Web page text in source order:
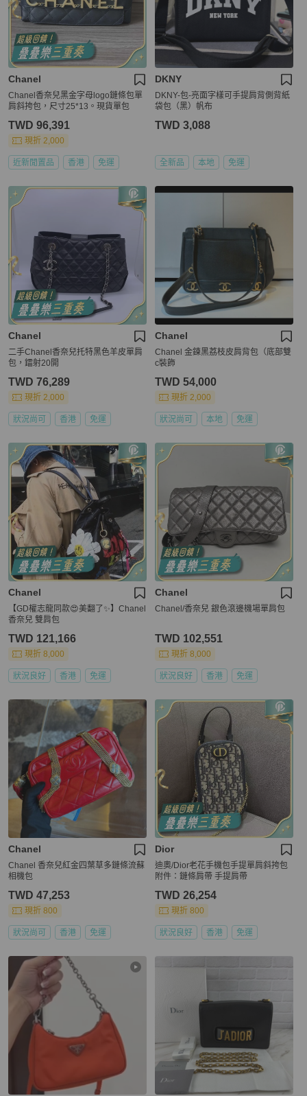
Chanel
Chanel香奈兒黑金字母logo鏈條包單
肩斜挎包，尺寸25*13。現貨單包
TWD 96,391
現折 2,000
近新閒置品 香港 免運
DKNY
DKNY-包-亮面字樣可手提肩背側背紙
袋包（黑）帆布
TWD 3,088
全新品 本地 免運
Chanel
二手Chanel香奈兒托特黑色羊皮單肩
包，鐳射20開
TWD 76,289
現折 2,000
狀況尚可 香港 免運
Chanel
Chanel 金鍊黑荔枝皮肩背包（底部雙
c裝飾
TWD 54,000
現折 2,000
狀況尚可 本地 免運
Chanel
【GD權志龍同款😍美翻了✨】Chanel
香奈兒 雙肩包
TWD 121,166
現折 8,000
狀況良好 香港 免運
Chanel
Chanel/香奈兒 銀色滾邊機場單肩包
TWD 102,551
現折 8,000
狀況良好 香港 免運
Chanel
Chanel 香奈兒紅金四葉草多鏈條流蘇
相機包
TWD 47,253
現折 800
狀況尚可 香港 免運
Dior
迪奧/Dior老花手機包手提單肩斜挎包
附件：鏈條肩帶 手提肩帶
TWD 26,254
現折 800
狀況良好 香港 免運